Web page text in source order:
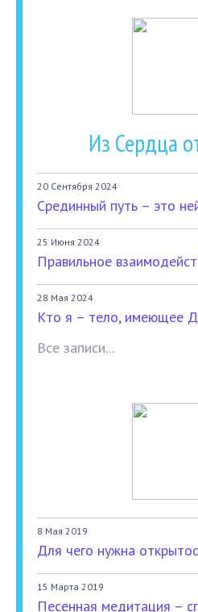
Из Сердца
20 Сентября 2024
Срединный путь – это
25 Июня 2024
Правильное
28 Мая 2024
Кто я – тело, имеющее
Все записи...
8 Мая 2019
Для чего нужна
15 Марта 2019
Песенная медитация –